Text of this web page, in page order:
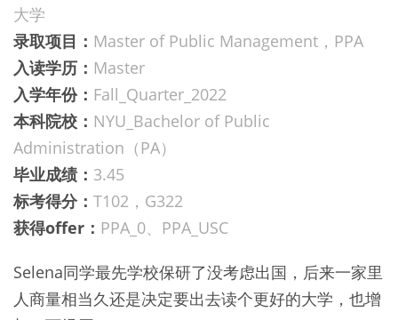
大学
录取项目： Master of Public Management，PPA
入读学历： Master
入学年份： Fall_Quarter_2022
本科院校： NYU_Bachelor of Public
Administration（PA）
毕业成绩： 3.45
标考得分： T102，G322
获得offer： PPA_0、PPA_USC
Selena同学最先学校保研了没考虑出国，后来一家里
人商量相当久还是决定要出去读个更好的大学，也增